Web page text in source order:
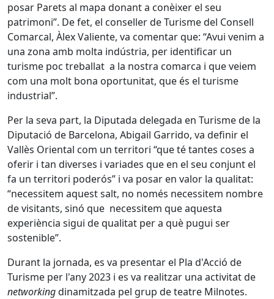
posar Parets al mapa donant a conèixer el seu
patrimoni”. De fet, el conseller de Turisme del Consell
Comarcal, Àlex Valiente, va comentar que: “Avui venim a
una zona amb molta indústria, per identificar un
turisme poc treballat a la nostra comarca i que veiem
com una molt bona oportunitat, que és el turisme
industrial”.
Per la seva part, la Diputada delegada en Turisme de la
Diputació de Barcelona, Abigail Garrido, va definir el
Vallès Oriental com un territori “que té tantes coses a
oferir i tan diverses i variades que en el seu conjunt el
fa un territori poderós” i va posar en valor la qualitat:
“necessitem aquest salt, no només necessitem nombre
de visitants, sinó que necessitem que aquesta
experiència sigui de qualitat per a què pugui ser
sostenible”.
Durant la jornada, es va presentar el Pla d'Acció de
Turisme per l'any 2023 i es va realitzar una activitat de
networkingdinamitzada pel grup de teatre Milnotes.